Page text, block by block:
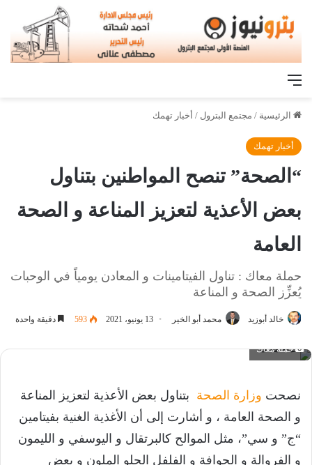
القائمة
الرئيسية / مجتمع البترول / أخبار تهمك
أخبار تهمك
“الصحة” تنصح المواطنين بتناول
بعض الأعذية لتعزيز المناعة و الصحة
العامة
حملة معاك : تناول الفيتامينات و المعادن يومياً في الوحبات
يُعزِّز الصحة و المناعة
خالد أبوزيد محمد أبو الخير 13 يونيو، 2021 593 دقيقة واحدة
حملة معاك
نصحت وزارة الصحة بتناول بعض الأعذية لتعزيز المناعة
و الصحة العامة ، و أشارت إلى أن الأغذية الغنية بفيتامين
“ج” و سي”، مثل الموالح كالبرتقال و اليوسفي و الليمون
و الفروالة و الجوافة و الفلفل الحلو الملون و بعض